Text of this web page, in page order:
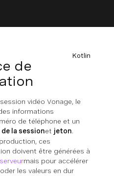
Kotlin
de
vidéo Vonage, le
informations
de téléphone et un
de la sessionet jeton.
ces
doivent être générées à
mais pour accélérer
les valeurs en dur